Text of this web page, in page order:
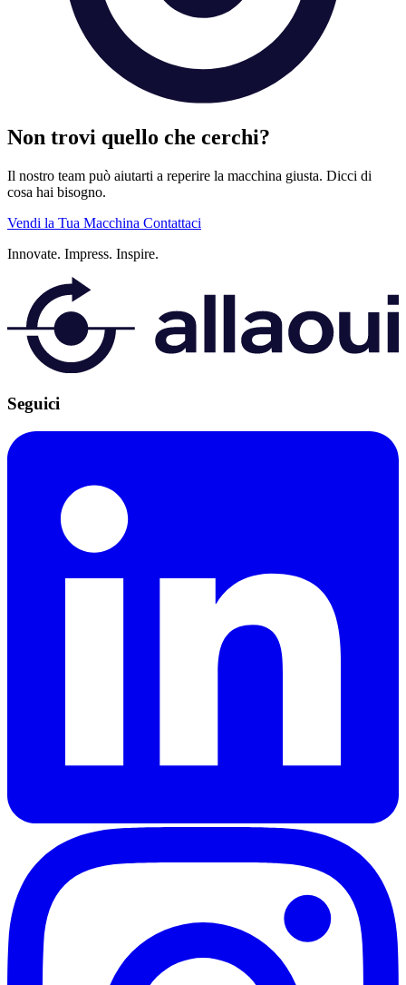
Non trovi quello che cerchi?
Il nostro team può aiutarti a reperire la macchina giusta. Dicci di
cosa hai bisogno.
Vendi la Tua Macchina Contattaci
Innovate. Impress. Inspire.
Seguici